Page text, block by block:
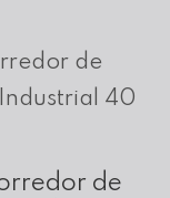
de